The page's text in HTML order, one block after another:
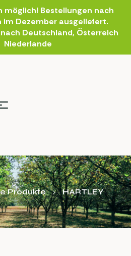
möglich! Bestellungen nach
im Dezember ausgeliefert.
Deutschland, Österreich
Niederlande
Produkte HARTLEY